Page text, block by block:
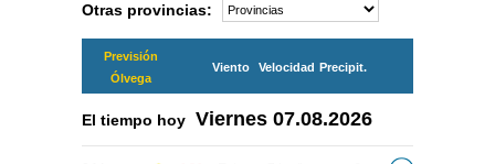
Otras provincias:
Previsión
Ólvega
Viento Velocidad Precipit.
El tiempo hoy Viernes 07.08.2026